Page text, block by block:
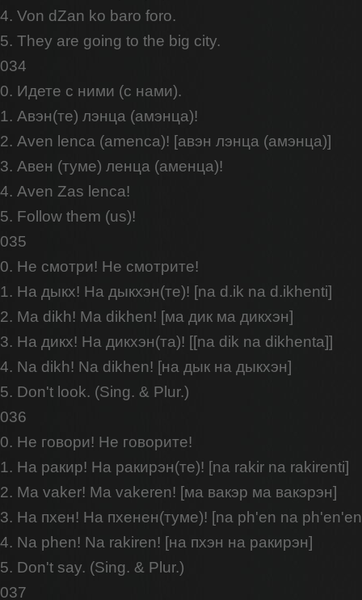
4. Von dZan ko baro foro.
5. They are going to the big city.
034
0. Идете с ними (с нами).
1. Авэн(те) лэнца (амэнца)!
2. Aven lenca (amenca)! [авэн лэнца (амэнца)]
3. Авен (туме) ленца (аменца)!
4. Aven Zas lenca!
5. Follow them (us)!
035
0. Не смотри! Не смотрите!
1. На дыкх! На дыкхэн(те)! [na d.ik na d.ikhenti]
2. Ma dikh! Ma dikhen! [ма дик ма дикхэн]
3. На дикх! На дикхэн(та)! [[na dik na dikhenta]]
4. Na dikh! Na dikhen! [на дык на дыкхэн]
5. Don't look. (Sing. & Plur.)
036
0. Не говори! Не говорите!
1. На ракир! На ракирэн(те)! [na rakir na rakirenti]
2. Ma vaker! Ma vakeren! [ма вакэр ма вакэрэн]
3. На пхен! На пхенен(туме)! [na ph'en na
4. Na phen! Na rakiren! [на пхэн на ракирэн]
5. Don't say. (Sing. & Plur.)
037